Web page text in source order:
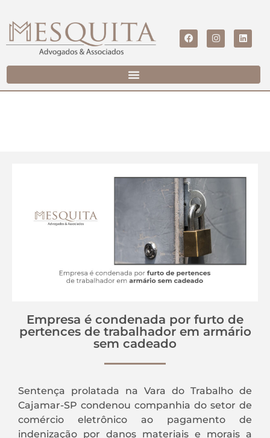
Empresa é condenada por furto de
pertences de trabalhador em armário
sem cadeado
Sentença prolatada na Vara do Trabalho de
Cajamar-SP condenou companhia do setor de
comércio eletrônico ao pagamento de
indenização por danos materiais e morais a